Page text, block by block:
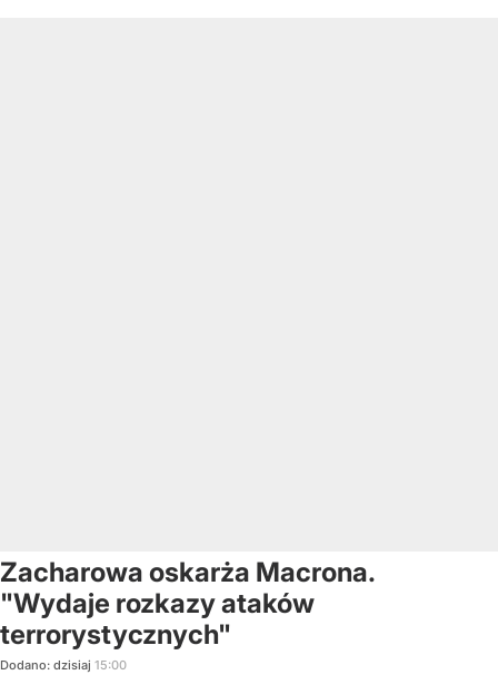
Zacharowa oskarża Macrona.
"Wydaje rozkazy ataków
terrorystycznych"
Dodano: dzisiaj 15:00